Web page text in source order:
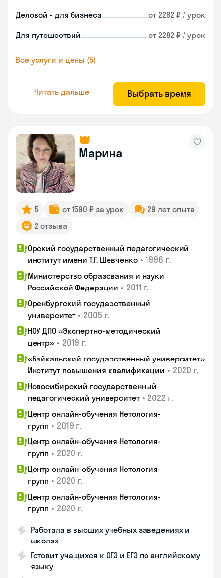
Деловой - для бизнеса от 2282 ₽ / урок
Для путешествий от 2282 ₽ / урок
Все услуги и цены (5)
Читать дальше Выбрать время
Марина
5 от 1590 ₽ за урок
29 лет опыта
2 отзыва
Орский государственный педагогический
институт имени Т.Г. Шевченко • 1996 г.
Министерство образования и науки
Российской Федерации • 2011 г.
Оренбургский государственный
университет • 2005 г.
НОУ ДПО «Экспертно-методический
центр» • 2019 г.
«Байкальский государственный университет»
Институт повышения квалификации • 2020 г.
Новосибирский государственный
педагогический университет • 2022 г.
Центр онлайн-обучения Нетология-
групп • 2019 г.
Центр онлайн-обучения Нетология-
групп • 2020 г.
Центр онлайн-обучения Нетология-
групп • 2020 г.
Центр онлайн-обучения Нетология-
групп • 2020 г.
Работала в высших учебных заведениях и
школах
Готовит учащихся к ОГЭ и ЕГЭ по английскому
языку